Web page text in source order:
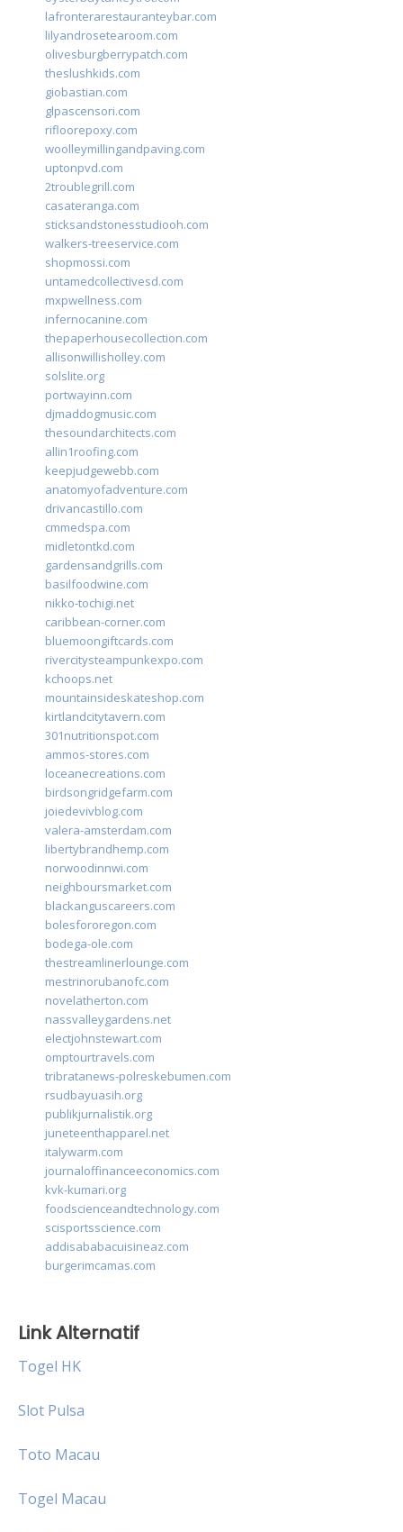
lafronterarestauranteybar.com
lilyandrosetearoom.com
olivesburgberrypatch.com
theslushkids.com
giobastian.com
glpascensori.com
rifloorepoxy.com
woolleymillingandpaving.com
uptonpvd.com
2troublegrill.com
casateranga.com
sticksandstonesstudiooh.com
walkers-treeservice.com
shopmossi.com
untamedcollectivesd.com
mxpwellness.com
infernocanine.com
thepaperhousecollection.com
allisonwillisholley.com
solslite.org
portwayinn.com
djmaddogmusic.com
thesoundarchitects.com
allin1roofing.com
keepjudgewebb.com
anatomyofadventure.com
drivancastillo.com
cmmedspa.com
midletontkd.com
gardensandgrills.com
basilfoodwine.com
nikko-tochigi.net
caribbean-corner.com
bluemoongiftcards.com
rivercitysteampunkexpo.com
kchoops.net
mountainsideskateshop.com
kirtlandcitytavern.com
301nutritionspot.com
ammos-stores.com
loceanecreations.com
birdsongridgefarm.com
joiedevivblog.com
valera-amsterdam.com
libertybrandhemp.com
norwoodinnwi.com
neighboursmarket.com
blackanguscareers.com
bolesfororegon.com
bodega-ole.com
thestreamlinerlounge.com
mestrinorubanofc.com
novelatherton.com
nassvalleygardens.net
electjohnstewart.com
omptourtravels.com
tribratanews-polreskebumen.com
rsudbayuasih.org
publikjurnalistik.org
juneteenthapparel.net
italywarm.com
journaloffinanceeconomics.com
kvk-kumari.org
foodscienceandtechnology.com
scisportsscience.com
addisababacuisineaz.com
burgerimcamas.com
Link Alternatif
Togel HK
Slot Pulsa
Toto Macau
Togel Macau